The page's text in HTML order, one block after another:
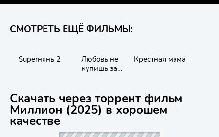
СМОТРЕТЬ ЕЩЁ ФИЛЬМЫ:
Superнянь 2
Любовь не
купишь за
Man
Крестная мама
Скачать через торрент фильм
Миллион (2025) в хорошем
качестве